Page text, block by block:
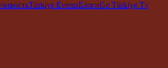
Türkiye EventsБлогиGo Türkiye Tv